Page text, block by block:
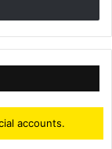
accounts.